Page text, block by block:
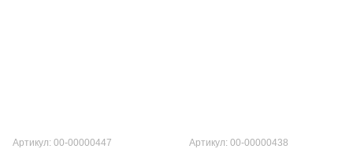
Артикул: 00-00000447 Артикул: 00-00000438